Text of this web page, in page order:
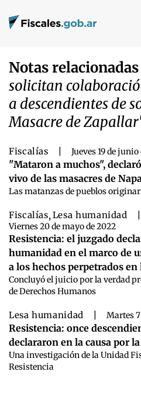
Notas relacionadas
solicitan
a descendientes de
Masacre de
Fiscalías Jueves 19 de junio
"Mataron a muchos",
vivo de las masacres de
Las matanzas de pueblos
Fiscalías, Lesa humanidad
Viernes 20 de mayo de 2022
Resistencia: el juzgado
humanidad en el marco de
a los hechos perpetrados
Concluyó el juicio por la verdad
de Derechos Humanos
Lesa humanidad Martes
Resistencia: once
declararon en la causa por
Una investigación de la Unidad
Resistencia